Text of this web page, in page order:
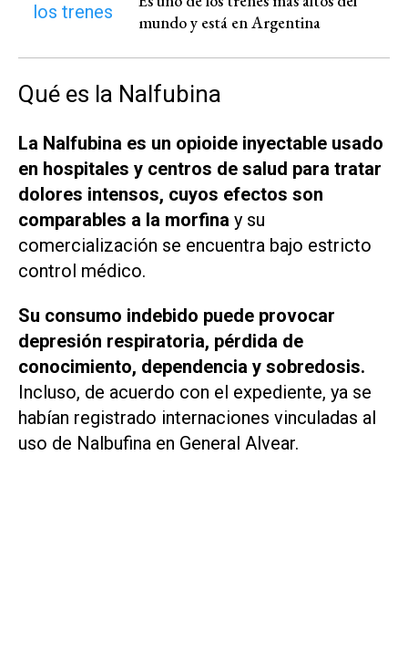
mundo y está en Argentina
Qué es la Nalfubina
La Nalfubina es un opioide inyectable usado
en hospitales y centros de salud para tratar
dolores intensos, cuyos efectos son
comparables a la morfina y su
comercialización se encuentra bajo estricto
control médico.
Su consumo indebido puede provocar
depresión respiratoria, pérdida de
conocimiento, dependencia y sobredosis.
Incluso, de acuerdo con el expediente, ya se
habían registrado internaciones vinculadas al
uso de Nalbufina en General Alvear.